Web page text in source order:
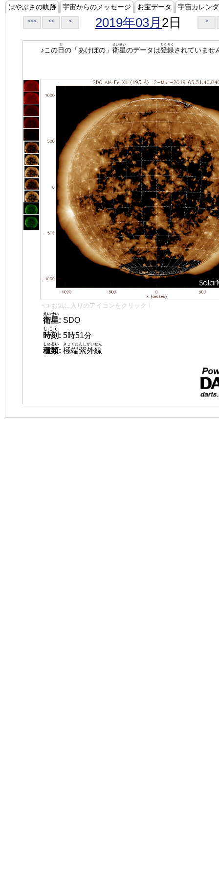
はやぶさの軌跡 宇宙からのメッセージ お宝データ 宇宙カレン
<<< << < 2019年03月 2日 >
♪この日
ひ
の「あけぼの」 衛星
えいせい
のデータは登録
とうろく
されていませ
👈 お気に入りのアイコンをクリック！
衛星
えいせい
: SDO
時刻
じこく
: 5時51分
種類
しゅるい
: 極端紫外線
きょくたんしがいせん